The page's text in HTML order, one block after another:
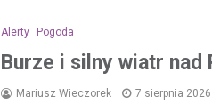
Alerty Pogoda
Burze i silny wiatr nad
Mariusz Wieczorek 7 sierpnia 2026